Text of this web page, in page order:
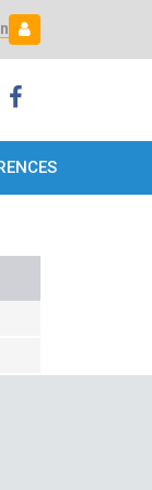
Mon
espace
Mon espace